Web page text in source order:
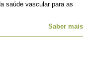
saúde vascular para as
Saber mais